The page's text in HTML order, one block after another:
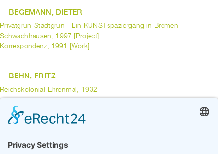
BEGEMANN, DIETER
Privatgrün-Stadtgrün - Ein KUNSTspaziergang in Bremen-
Schwachhausen, 1997 [Project]
Korrespondenz, 1991 [Work]
BEHN, FRITZ
Reichskolonial-Ehrenmal, 1932
BEHRENDS, JOHANN
Vor-Stein, 1988 [Work]